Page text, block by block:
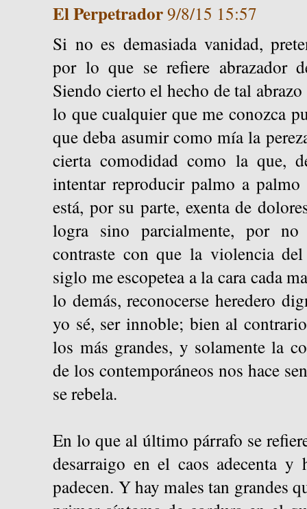
El Perpetrador9/8/15 15:57
Si no es demasiada vanidad,
por lo que se refiere abrazador
Siendo cierto el hecho de tal
lo que cualquier que me conozca
que deba asumir como mía la
cierta comodidad como la que,
intentar reproducir palmo a
está, por su parte, exenta de
logra sino parcialmente, por no
contraste con que la violencia
siglo me escopetea a la cara cada
lo demás, reconocerse heredero
yo sé, ser innoble; bien al
los más grandes, y solamente la
de los contemporáneos nos hace
se rebela.
En lo que al último párrafo se
desarraigo en el caos adecenta y
padecen. Y hay males tan grandes